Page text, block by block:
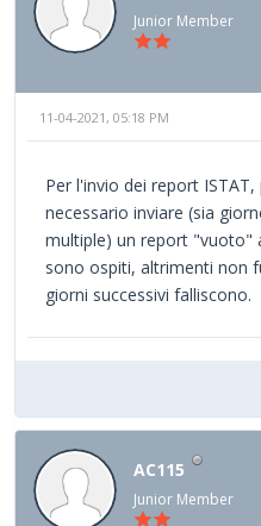
Junior Member
11-04-2021, 05:18 PM
Per l'invio dei report
necessario inviare (sia
multiple) un report "vuoto"
sono ospiti, altrimenti non
giorni successivi falliscono.
AC115
Junior Member